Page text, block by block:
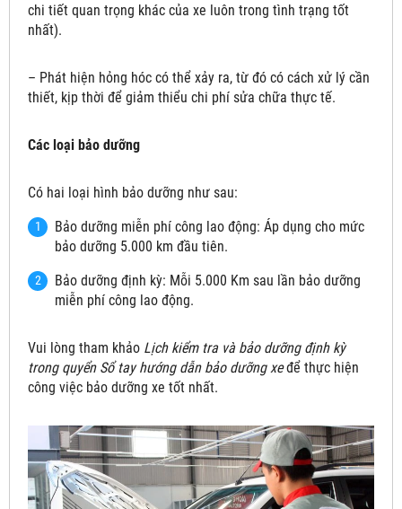
chi tiết quan trọng khác của xe luôn trong tình trạng tốt
nhất).
– Phát hiện hỏng hóc có thể xảy ra, từ đó có cách xử lý cần
thiết, kịp thời để giảm thiểu chi phí sửa chữa thực tế.
Các loại bảo dưỡng
Có hai loại hình bảo dưỡng như sau:
Bảo dưỡng miễn phí công lao động: Áp dụng cho mức
bảo dưỡng 5.000 km đầu tiên.
Bảo dưỡng định kỳ: Mỗi 5.000 Km sau lần bảo dưỡng
miễn phí công lao động.
Vui lòng tham khảo Lịch kiểm tra và bảo dưỡng định kỳ
trong quyển Sổ tay hướng dẫn bảo dưỡng xeđể thực hiện
công việc bảo dưỡng xe tốt nhất.